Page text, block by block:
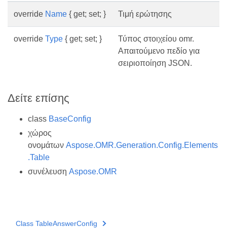
override Name { get; set; } Τιμή ερώτησης
override Type { get; set; }
Τύπος στοιχείου omr.
Απαιτούμενο πεδίο για
σειριοποίηση JSON.
Δείτε επίσης
class BaseConfig
χώρος
ονομάτων Aspose.OMR.Generation.Config.Elements
.Table
συνέλευση Aspose.OMR
Class TableAnswerConfig